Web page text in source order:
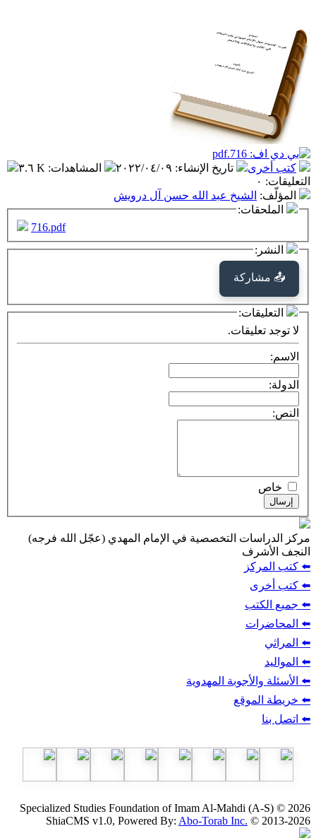
كتب أخرى تاريخ الإنشاء: ٢٠٢٢/٠٤/٠٩ المشاهدات: ٣.٦ K
التعليقات: ٠
المؤلّف: الشيخ عبد الله حسن آل درويش
الملحقات:
716.pdf
النشر:
📤 مشاركة
التعليقات:
لا توجد تعليقات.
الاسم:
الدولة:
النص:
خاص
إرسال
مركز الدراسات التخصصية في الإمام المهدي (عجّل الله فرجه)
النجف الأشرف
⬅️ كتب المركز
⬅️ كتب أخرى
⬅️ جميع الكتب
⬅️ المحاضرات
⬅️ المراثي
⬅️ المواليد
⬅️ الأسئلة والأجوبة المهدوية
⬅️ خريطة الموقع
⬅️ اتصل بنا
Specialized Studies Foundation of Imam Al-Mahdi (A-S) © 2026
ShiaCMS v1.0, Powered By: Abo-Torab Inc. © 2013-2026